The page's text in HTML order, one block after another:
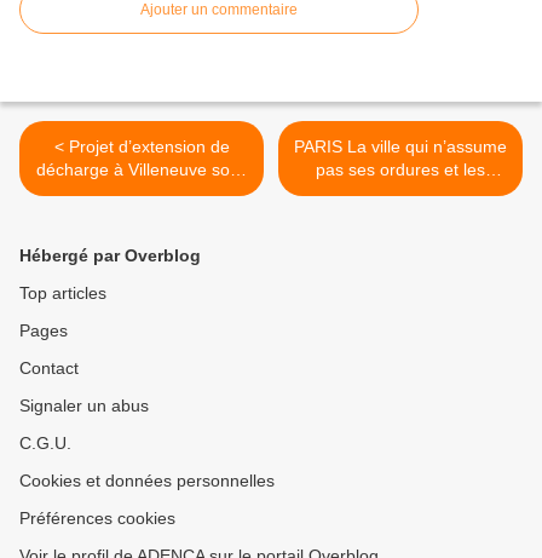
Ajouter un commentaire
< Projet d’extension de
décharge à Villeneuve sous
Dammartin : Monsieur Eblé,
hautes sphères de l’Etat ?
PARIS La ville qui n’assume
pas ses ordures et les
envoie chez les autres >
Hébergé par Overblog
Top articles
Pages
Contact
Signaler un abus
C.G.U.
Cookies et données personnelles
Préférences cookies